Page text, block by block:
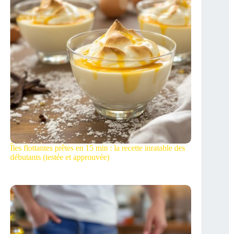
Îles flottantes prêtes en 15 min : la recette inratable des
débutants (testée et approuvée)